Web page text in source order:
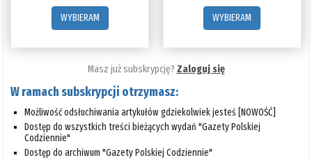
WYBIERAM
WYBIERAM
Masz już subskrypcję? Zaloguj się
W ramach subskrypcji otrzymasz:
Możliwość odsłuchiwania artykułów gdziekolwiek jesteś [NOWOŚĆ]
Dostęp do wszystkich treści bieżących wydań "Gazety Polskiej
Codziennie"
Dostęp do archiwum "Gazety Polskiej Codziennie"